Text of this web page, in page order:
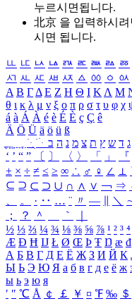
누르시면됩니다.
北京 을 입력하시려
시면 됩니다.
ㅥ ㅦ ㅧ ㅨ ㅩ ㅪ ㅫ ㅬ ㅭ
ㅺ ㅻ ㅼ ㅽ ㅾ ㅿ ㆀ ㆁ ㆂ
Α Β ΓΔ Ε Ζ Η Θ Ι ΚΛ Μ
θ ι κ λ μ ν ξ ο π ρ σ τ υ φ χ
á à Á À é è É È ç Ç ê
Ä Ö Ü ä ö ü ß
ִֶֹ ֻּ ׁׂ ג ד ש ץ ת צ מ נ ה ב
‘ ’ “ ” 〔 〕 〈 〉 「 」 『
± × ÷ ≠ ≤ ≥ ∞ ∴ ♂ ♀ ∠ ⊥
⊆ ⊇ ⊂ ⊃ ∪ ∩ ∧ ∨ ￢ ⇒
、
。 · ‥ … ¨ 〃 ― ＼
；
？ ＾ ｀
½ ⅓ ⅔ ¼ ¾ ⅛ ⅜ ⅝ ⅞ ¹ ² ³ ⁴
Æ Ð Ħ Ĳ Ł Ø Œ Þ Ŧ Ŋ æ đ
А Б В Г Д Е Ё Ж З И Й К
Ы Ь Э Ю Я а б в г д е ё ж
ы ь э ю я
′ ″ ℃ Å ￠ ￡ ￥ ¤ ℉ ‰ ＄